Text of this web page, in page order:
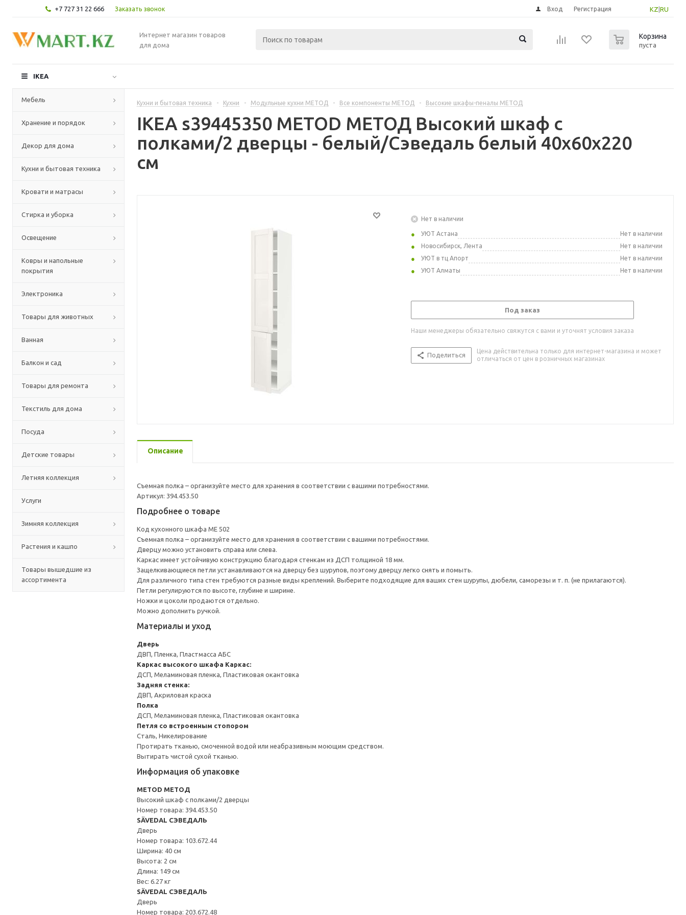
+7 727 31 22 666 Заказать звонок KZ RU
Вход Регистрация
Интернет магазин товаров
для дома
Корзина
пуста
IKEA
Мебель
Хранение и порядок
Декор для дома
Кухни и бытовая техника
Кровати и матрасы
Стирка и уборка
Освещение
Ковры и напольные
покрытия
Электроника
Товары для животных
Ванная
Балкон и сад
Товары для ремонта
Текстиль для дома
Посуда
Детские товары
Летняя коллекция
Услуги
Зимняя коллекция
Растения и кашпо
Товары вышедшие из
ассортимента
Кухни и бытовая техника - Кухни - Модульные кухни МЕТОД - Все компоненты МЕТОД - Высокие шкафы-пеналы МЕТОД
IKEA s39445350 METOD МЕТОД Высокий шкаф с
полками/2 дверцы - белый/Сэведаль белый 40x60x220
см
Нет в наличии
УЮТ Астана
Нет в наличии
Новосибирск, Лента
Нет в наличии
УЮТ в тц Апорт
Нет в наличии
УЮТ Алматы
Нет в наличии
Под заказ
Наши менеджеры обязательно свяжутся с вами и уточнят условия заказа
Поделиться
Цена действительна только для интернет-магазина и может
отличаться от цен в розничных магазинах
Описание
Съемная полка – организуйте место для хранения в соответствии с вашими потребностями.
Артикул: 394.453.50
Подробнее о товаре
Код кухонного шкафа ME 502
Съемная полка – организуйте место для хранения в соответствии с вашими потребностями.
Дверцу можно установить справа или слева.
Каркас имеет устойчивую конструкцию благодаря стенкам из ДСП толщиной 18 мм.
Защелкивающиеся петли устанавливаются на дверцу без шурупов, поэтому дверцу легко снять и помыть.
Для различного типа стен требуются разные виды креплений. Выберите подходящие для ваших стен шурупы, дюбели, саморезы и т. п. (не прилагаются).
Петли регулируются по высоте, глубине и ширине.
Ножки и цоколи продаются отдельно.
Можно дополнить ручкой.
Материалы и уход
Дверь
ДВП, Пленка, Пластмасса АБС
Каркас высокого шкафа Каркас:
ДСП, Меламиновая пленка, Пластиковая окантовка
Задняя стенка:
ДВП, Акриловая краска
Полка
ДСП, Меламиновая пленка, Пластиковая окантовка
Петля со встроенным стопором
Сталь, Никелирование
Протирать тканью, смоченной водой или неабразивным моющим средством.
Вытирать чистой сухой тканью.
Информация об упаковке
METOD МЕТОД
Высокий шкаф с полками/2 дверцы
Номер товара: 394.453.50
SÄVEDAL СЭВЕДАЛЬ
Дверь
Номер товара: 103.672.44
Ширина: 40 см
Высота: 2 см
Длина: 149 см
Вес: 6.27 кг
SÄVEDAL СЭВЕДАЛЬ
Дверь
Номер товара: 203.672.48